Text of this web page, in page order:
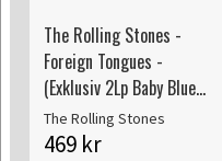
The Rolling Stones -
Foreign Tongues -
(Exklusiv 2Lp Baby Blue
Vinyl)
The Rolling Stones
469 kr